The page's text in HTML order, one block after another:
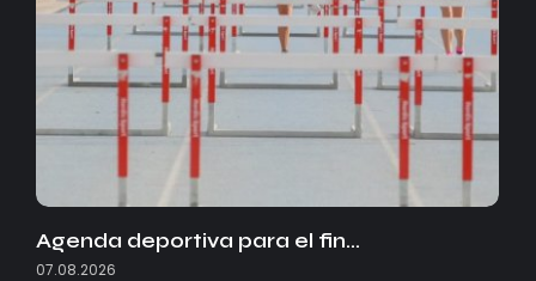
Agenda deportiva para el fin…
07.08.2026